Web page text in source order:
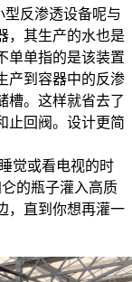
反渗透设备呢与
，其生产的水也是
单单指的是该装置
产到容器中的反渗
槽。这样就省去了
止回阀。设计更简
觉或看电视的时
的瓶子灌入高质
，直到你想再灌一